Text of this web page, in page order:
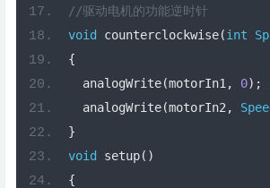
//驱动电机的功能逆时针
void counterclockwise(int
{
  analogWrite
(motorIn1 , 0);
  analogWrite
(motorIn2 ,
}
void setup()
{